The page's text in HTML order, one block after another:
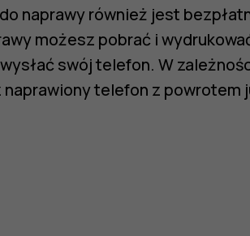
naprawy również jest
możesz pobrać i
swój telefon. W
telefon z powrotem